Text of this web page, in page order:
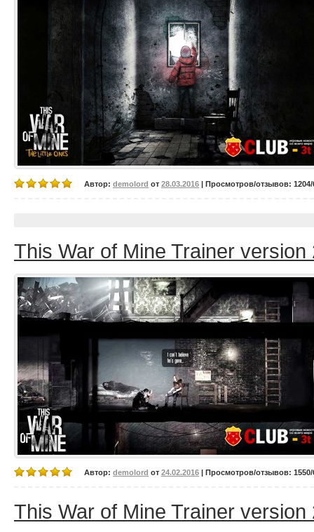
Автор: demolord от 28.03.2016 | Просмотров/отзывов: 1204/
This War of Mine Trainer version
Автор: demolord от 24.02.2016 | Просмотров/отзывов: 1550/
This War of Mine Trainer version